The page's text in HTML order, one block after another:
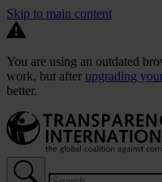
Skip to main content
You are using an outdated
work, but after upgrading
better.